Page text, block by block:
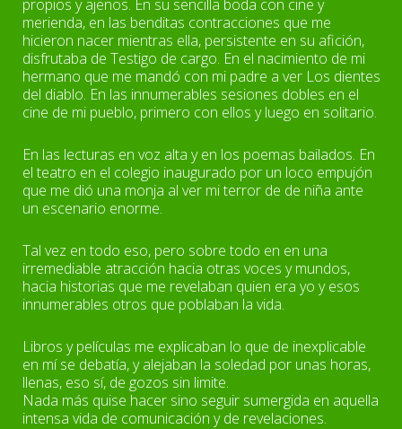
propios y ajenos. En su sencilla boda con cine y
merienda, en las benditas contracciones que me
hicieron nacer mientras ella, persistente en su afición,
disfrutaba de Testigo de cargo. En el nacimiento de mi
hermano que me mandó con mi padre a ver Los dientes
del diablo. En las innumerables sesiones dobles en el
cine de mi pueblo, primero con ellos y luego en solitario.
En las lecturas en voz alta y en los poemas bailados. En
el teatro en el colegio inaugurado por un loco empujón
que me dió una monja al ver mi terror de de niña ante
un escenario enorme.
Tal vez en todo eso, pero sobre todo en en una
irremediable atracción hacia otras voces y mundos,
hacia historias que me revelaban quien era yo y esos
innumerables otros que poblaban la vida.
Libros y películas me explicaban lo que de inexplicable
en mí se debatía, y alejaban la soledad por unas horas,
llenas, eso sí, de gozos sin limite.
Nada más quise hacer sino seguir sumergida en aquella
intensa vida de comunicación y de revelaciones.